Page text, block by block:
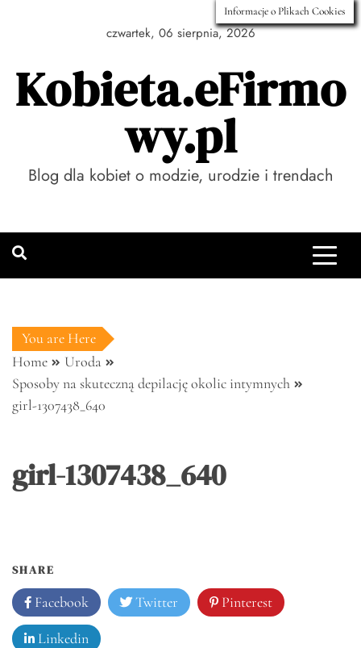
czwartek, 06 sierpnia, 2026
Kobieta.eFirmo
wy.pl
Blog dla kobiet o modzie, urodzie i trendach
You are Here
Home
Uroda
Sposoby na skuteczną depilację okolic intymnych
girl-1307438_640
girl-1307438_640
SHARE
Facebook Twitter Pinterest
Linkedin
Informacje o Plikach Cookies